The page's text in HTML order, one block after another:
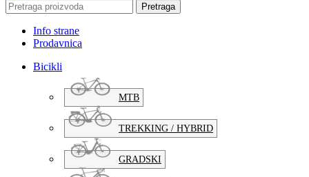
Pretraga
Info strane
Prodavnica
Bicikli
MTB
TREKKING / HYBRID
GRADSKI